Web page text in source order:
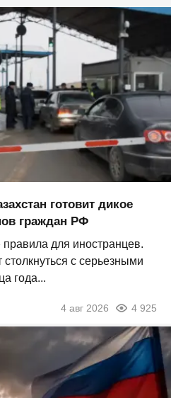
готовит дикое
граждан РФ
правила для иностранцев.
с серьезными
года...
4 авг 2026 4 925